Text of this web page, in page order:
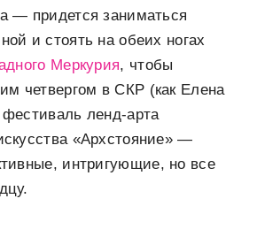
— придется заниматься
и стоять на обеих ногах
Меркурия, чтобы
четвергом в СКР (как Елена
ленд-арта
«Архстояние» —
интригующие, но все